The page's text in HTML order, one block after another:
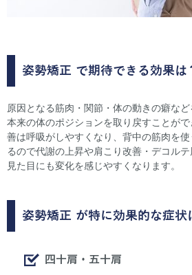
姿勢矯正 で期待できる効果は
原因となる筋肉・関節・体の動きの癖など
本来の体のポジションを取り戻すことが
善は呼吸がしやすくなり、背中の筋肉を
るので代謝の上昇や肩こり改善・デコル
見た目にも変化を感じやすくなります。
姿勢矯正 が特に効果的な症状
四十肩・五十肩